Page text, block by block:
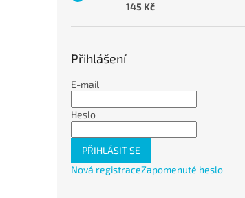
145 Kč
Přihlášení
E-mail
Heslo
PŘIHLÁSIT SE
Nová registraceZapomenuté heslo